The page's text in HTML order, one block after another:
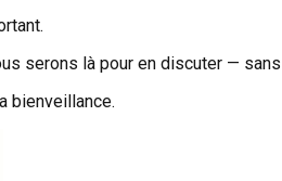
serons là pour en discuter —
bienveillance.